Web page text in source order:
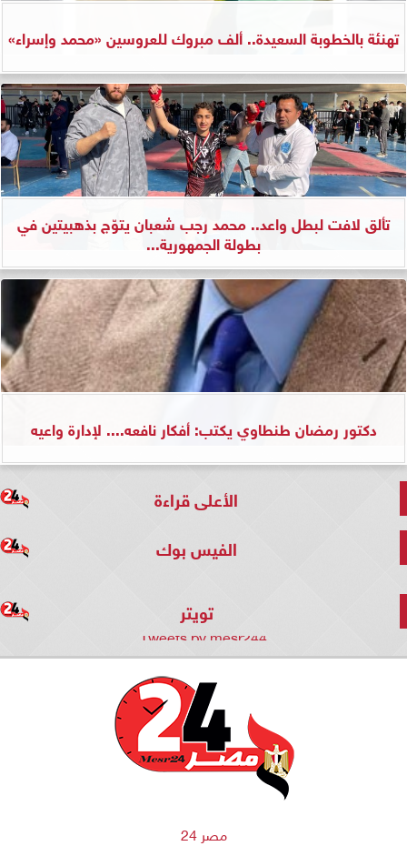
تهنئة بالخطوبة السعيدة.. ألف مبروك للعروسين «محمد وإسراء»
تألق لافت لبطل واعد.. محمد رجب شعبان يتوّج بذهبيتين في
بطولة الجمهورية...
دكتور رمضان طنطاوي يكتب: أفكار نافعه.... لإدارة واعيه
الأعلى قراءة
الفيس بوك
تويتر
Tweets by mesr244
مصر 24